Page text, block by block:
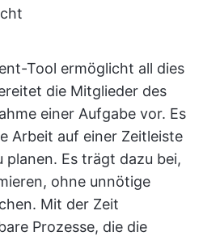
Tool ermöglicht all dies
die Mitglieder des
einer Aufgabe vor. Es
Arbeit auf einer Zeitleiste
Es trägt dazu bei,
ohne unnötige
Mit der Zeit
Prozesse, die die